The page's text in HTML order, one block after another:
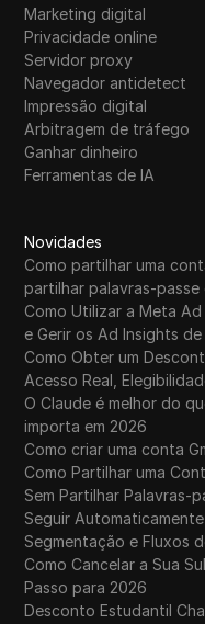
Marketing digital
Privacidade online
Servidor proxy
Navegador antidetect
Impressão digital
Arbitragem de tráfego
Ganhar dinheiro
Ferramentas de IA
Novidades
Como partilhar uma
partilhar palavras-passe
Como Utilizar a Meta
e Gerir os Ad Insights de
Como Obter um
Acesso Real,
O Claude é melhor do
importa em 2026
Como criar uma conta
Como Partilhar uma
Sem Partilhar Palavras-
Seguir
Segmentação e Fluxos
Como Cancelar a Sua
Passo para 2026
Desconto Estudantil